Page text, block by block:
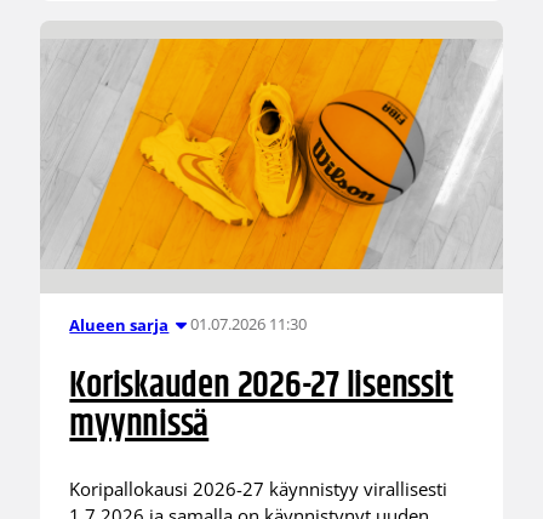
Alueen sarja 01.07.2026 11:30
Koriskauden 2026-27 lisenssit
myynnissä
Koripallokausi 2026-27 käynnistyy virallisesti